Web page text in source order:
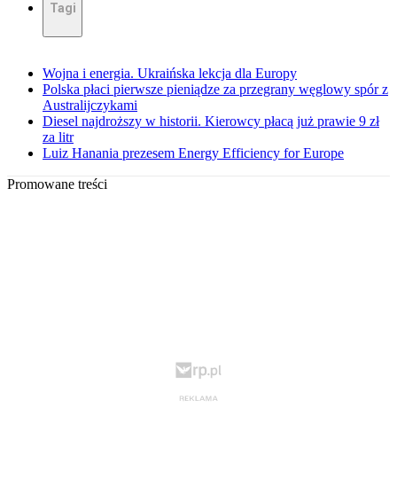
Tagi
Wojna i energia. Ukraińska lekcja dla Europy
Polska płaci pierwsze pieniądze za przegrany węglowy spór z
Australijczykami
Diesel najdroższy w historii. Kierowcy płacą już prawie 9 zł
za litr
Luiz Hanania prezesem Energy Efficiency for Europe
Promowane treści